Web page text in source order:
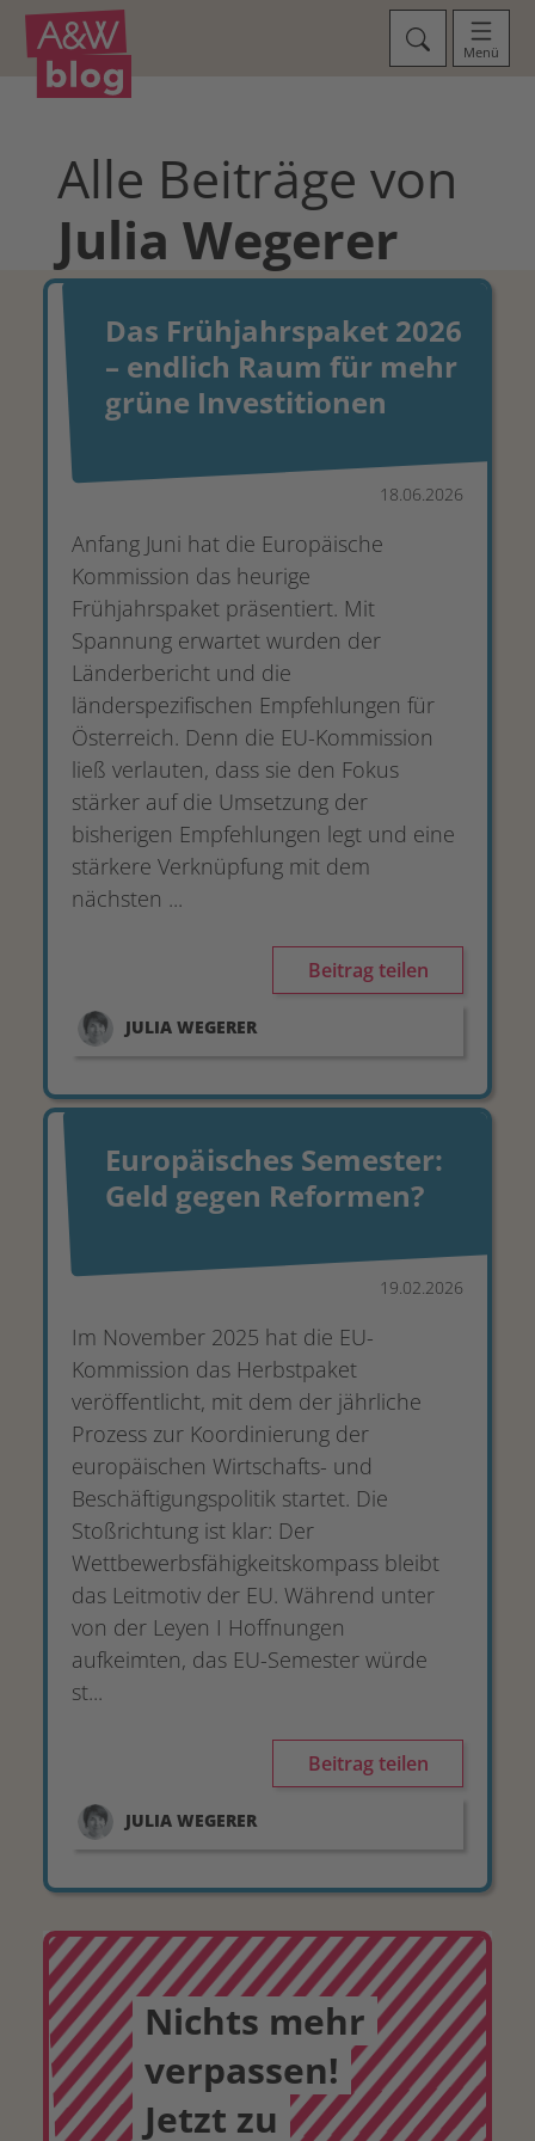
Menü
Alle Beiträge von
Julia Wegerer
Das Frühjahrspaket 2026
– endlich Raum für mehr
grüne Investitionen
Anfang Juni hat die Europäische
Kommission das heurige
Frühjahrspaket präsentiert. Mit
Spannung erwartet wurden der
Länderbericht und die
länderspezifischen Empfehlungen für
Österreich. Denn die EU-Kommission
ließ verlauten, dass sie den Fokus
stärker auf die Umsetzung der
bisherigen Empfehlungen legt und eine
stärkere Verknüpfung mit dem
nächsten ...
Beitrag teilen
JULIA WEGERER
18.06.2026
Europäisches Semester:
Geld gegen Reformen?
Im November 2025 hat die EU-
Kommission das Herbstpaket
veröffentlicht, mit dem der jährliche
Prozess zur Koordinierung der
europäischen Wirtschafts- und
Beschäftigungspolitik startet. Die
Stoßrichtung ist klar: Der
Wettbewerbsfähigkeitskompass bleibt
das Leitmotiv der EU. Während unter
von der Leyen I Hoffnungen
aufkeimten, das EU-Semester würde
st...
Beitrag teilen
JULIA WEGERER
19.02.2026
Nichts mehr
verpassen!
Jetzt zu